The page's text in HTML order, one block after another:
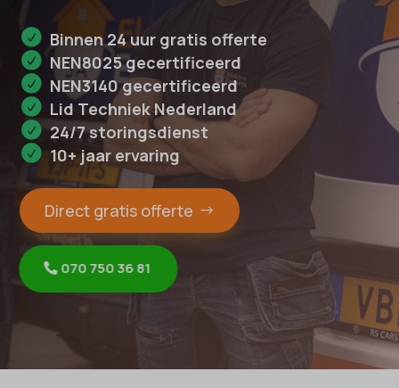
Binnen 24 uur gratis offerte
NEN8025 gecertificeerd
NEN3140 gecertificeerd
Lid Techniek Nederland
24/7 storingsdienst
10+ jaar ervaring
Direct gratis offerte
070 750 36 81